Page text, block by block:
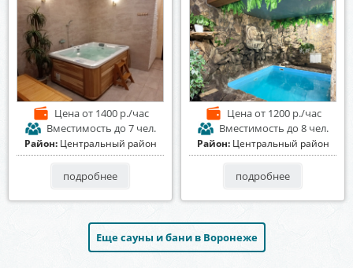
Ценаот 1400 р./час
Вместимость до 7 чел.
Район: Центральный район
подробнее
Ценаот 1200 р./час
Вместимость до 8 чел.
Район: Центральный район
подробнее
Еще сауны и бани в Воронеже